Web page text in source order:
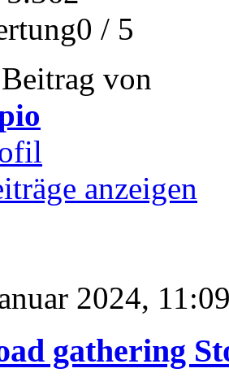
/ 5
von
anzeigen
2024,
gathering